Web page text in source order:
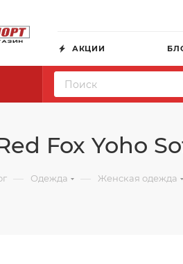
АКЦИИ
Fox Yoho
— Одежда — Женская одежда